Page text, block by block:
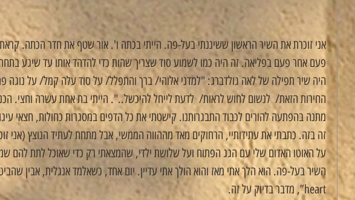
אני זוכרת את השיר הראשון ששיננתי בעל-פה. הייתי בכתה ו'. אור שטף את חדר הכתה.
פעם אחר פעם בפליאה. זה היה כמו לשמוע סוד שצריך שהות כדי להדהד אותו עד שיגע
היה שיר תפילה של לאה גולדברג: "למדני אלוהי/ ברך והתפלל/ על סוד עלה קמל/ על נוגה
החירות הזאת/  לנשום לחוש לראות/  לדעת לייחל להיכשל..". הייתי בת אחת עשרה וחצי.
מתנה בהפתעה להורים לכבוד התבגרותנו. קישטתי את כל הדפים במסגרות כחולות, חצאי
זה בזה. כתבתי את עתידותיי, הרחוקים מאד מההווה הממשי, אבל מתחת לעתיד הנוצץ (אני
על האוטו האדום שלי עם הגג הפתוח ועל שלושת ילדי, שהמצאתי רק כדי שאוכל לתת להם
heart”, מדבר בדיוק על זה.